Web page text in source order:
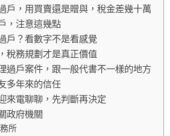
戶，用買賣還是贈與，稅金差幾十萬
，注意這幾點
戶？看數字不是看感覺
稅務規劃才是真正價值
過戶案件，跟一般代書不一樣的地方
多年來的信任
來電聊聊，先判斷再決定
政府機關
所